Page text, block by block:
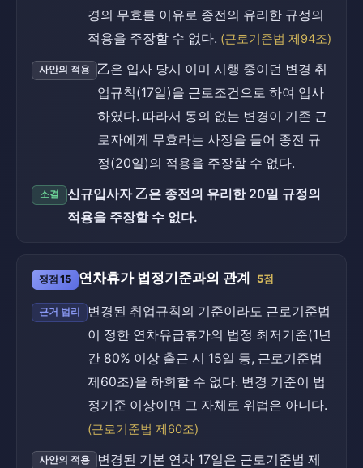
경의 무효를 이유로 종전의 유리한 규정의
적용을 주장할 수 없다. (근로기준법 제94조)
사안의 적용
乙은 입사 당시 이미 시행 중이던 변경 취
업규칙(17일)을 근로조건으로 하여 입사
하였다. 따라서 동의 없는 변경이 기존 근
로자에게 무효라는 사정을 들어 종전 규
정(20일)의 적용을 주장할 수 없다.
소결
신규입사자 乙은 종전의 유리한 20일 규정의
적용을 주장할 수 없다.
쟁점 15 연차휴가 법정기준과의 관계 5점
근거 법리
변경된 취업규칙의 기준이라도 근로기준법
이 정한 연차유급휴가의 법정 최저기준(1년
간 80% 이상 출근 시 15일 등, 근로기준법
제60조)을 하회할 수 없다. 변경 기준이 법
정기준 이상이면 그 자체로 위법은 아니다.
(근로기준법 제60조)
사안의 적용
변경된 기본 연차 17일은 근로기준법 제